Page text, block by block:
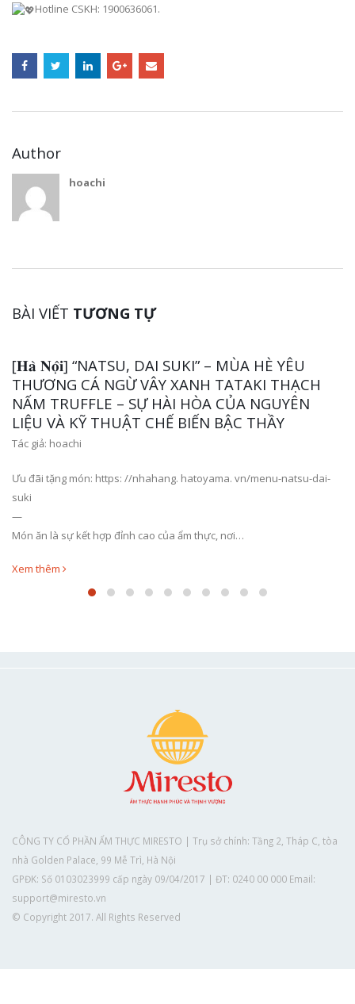
Hotline CSKH: 1900636061.
Author
hoachi
BÀI VIẾT TƯƠNG TỰ
DAI SUKI” – MÙA HÈ YÊU
VÂY XANH TATAKI THẠCH
– SỰ HÀI HÒA CỦA NGUYÊN
CHẾ BIẾN BẬC THẦY
//nhahang. hatoyama. vn/menu-natsu-dai-
đỉnh cao của ẩm thực, nơi…
CÔNG TY CỔ PHẦN ẨM THỰC MIRESTO | Trụ sở chính: Tầng 2, Tháp C, tòa
nhà Golden Palace, 99 Mễ Trì, Hà Nội
GPĐK: Số 0103023999 cấp ngày 09/04/2017 | ĐT: 0240 00 000 Email:
support@miresto.vn
© Copyright 2017. All Rights Reserved